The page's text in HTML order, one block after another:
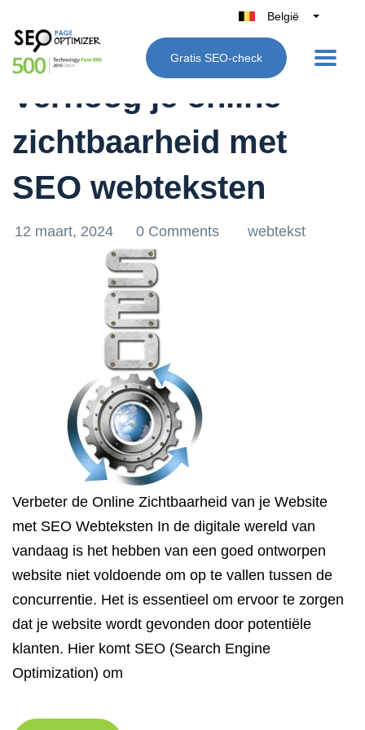
België
Belgique
Nederland
UK
Gratis SEO-check
Verhoog je online
zichtbaarheid met
SEO webteksten
12 maart, 2024 0 Comments webtekst
Verbeter de Online Zichtbaarheid van je Website
met SEO Webteksten In de digitale wereld van
vandaag is het hebben van een goed ontworpen
website niet voldoende om op te vallen tussen de
concurrentie. Het is essentieel om ervoor te zorgen
dat je website wordt gevonden door potentiële
klanten. Hier komt SEO (Search Engine
Optimization) om